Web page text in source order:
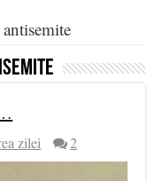
zilei 2